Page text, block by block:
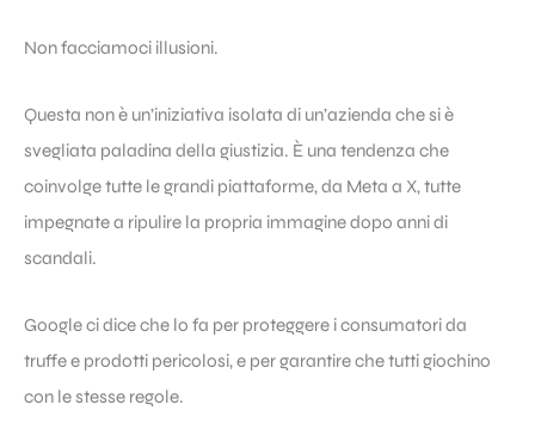
Non facciamoci illusioni.
Questa non è un’iniziativa isolata di un’azienda che si è
svegliata paladina della giustizia. È una tendenza che
coinvolge tutte le grandi piattaforme, da Meta a X, tutte
impegnate a ripulire la propria immagine dopo anni di
scandali.
Google ci dice che lo fa per proteggere i consumatori da
truffe e prodotti pericolosi, e per garantire che tutti giochino
con le stesse regole.